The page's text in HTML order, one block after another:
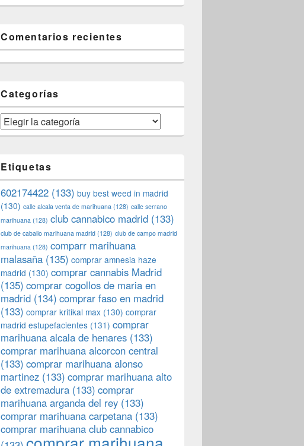
Comentarios recientes
Categorías
Categorías
Etiquetas
602174422 (133) buy best weed in madrid
(130) calle alcala venta de marihuana (128) calle serrano
marihuana (128) club cannabico madrid (133)
club de caballo marihuana madrid (128) club de campo madrid
marihuana (128) comparr marihuana
malasaña (135) comprar amnesia haze
madrid (130) comprar cannabis Madrid
(135) comprar cogollos de maria en
madrid (134) comprar faso en madrid
(133) comprar kritikal max (130) comprar
madrid estupefacientes (131) comprar
marihuana alcala de henares (133)
comprar marihuana alcorcon central
(133) comprar marihuana alonso
martinez (133) comprar marihuana alto
de extremadura (133) comprar
marihuana arganda del rey (133)
comprar marihuana carpetana (133)
comprar marihuana club cannabico